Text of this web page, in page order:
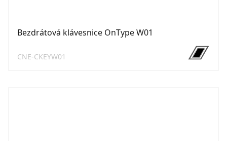
Bezdrátová klávesnice OnType W01
CNE-CKEYW01